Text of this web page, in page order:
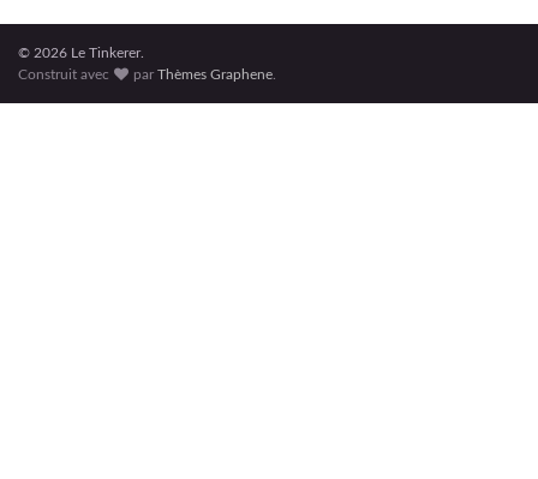
© 2026 Le Tinkerer.
Construit avec
parThèmes Graphene.